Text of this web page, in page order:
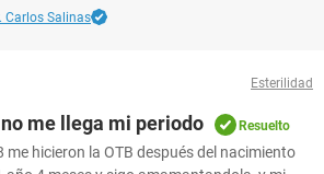
Carlos Salinas
Esterilidad
me llega mi periodo Resuelto
me hicieron la OTB después del nacimiento